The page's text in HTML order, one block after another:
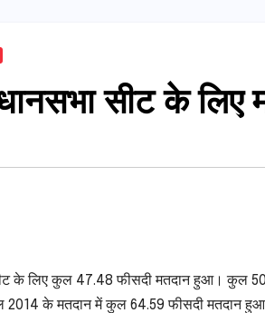
सीट के लिए
सीट के लिए कुल 47.48 फीसदी मतदान हुआ। कुल
2014 के मतदान में कुल 64.59 फीसदी मतदान